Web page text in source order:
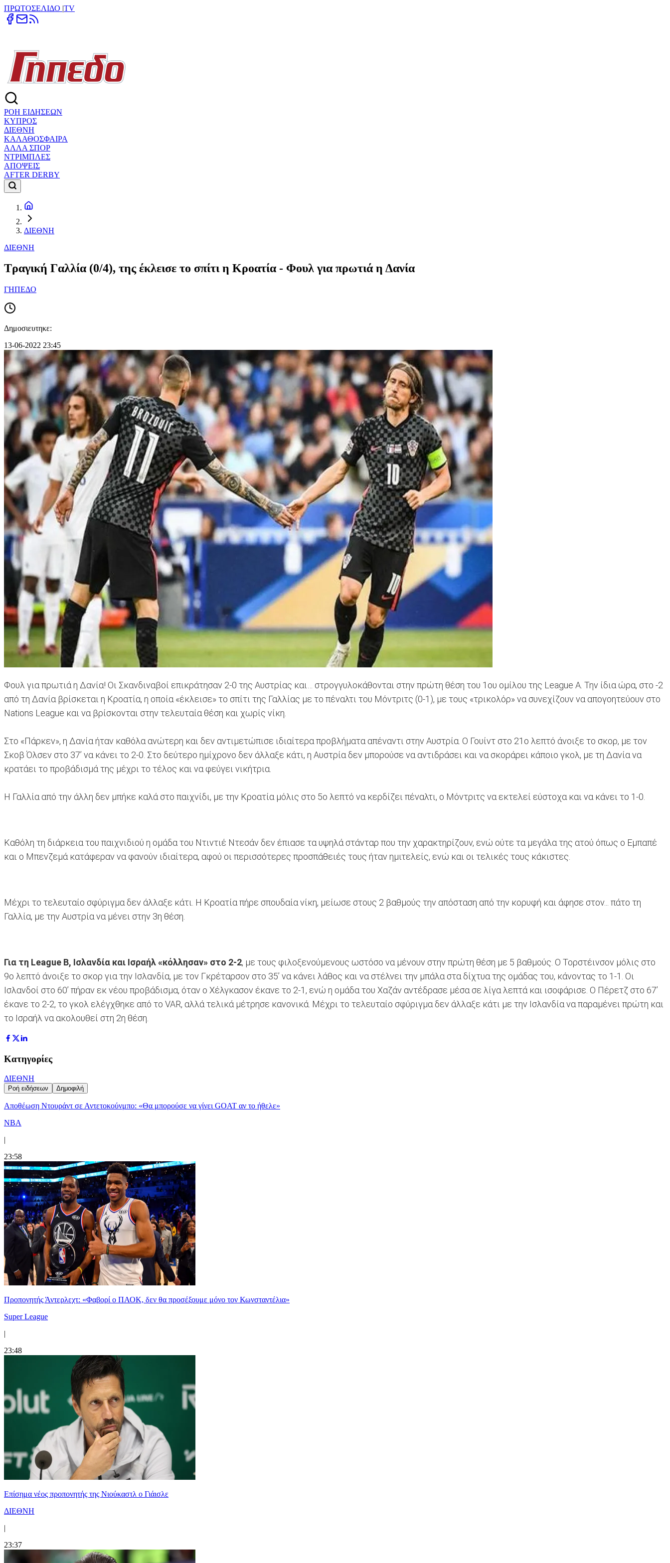
ΠΡΩΤΟΣΕΛΙΔΟ |TV
ΡΟΗ ΕΙΔΗΣΕΩΝ
ΚΥΠΡΟΣ
ΔΙΕΘΝΗ
ΚΑΛΑΘΟΣΦΑΙΡΑ
ΑΛΛΑ ΣΠΟΡ
ΝΤΡΙΜΠΛΕΣ
ΑΠΟΨΕΙΣ
AFTER DERBY
ΔΙΕΘΝΗ
ΔΙΕΘΝΗ
Τραγική Γαλλία (0/4), της έκλεισε το σπίτι η Κροατία - Φουλ για πρωτιά η Δανία
ΓΗΠΕΔΟ
Δημοσιευτηκε:
13-06-2022 23:45
Φουλ για πρωτιά η Δανία! Οι Σκανδιναβοί επικράτησαν 2-0 της Αυστρίας και… στρογγυλοκάθονται στην πρώτη θέση του 1ου ομίλου της League A. Την ίδια ώρα, στο -2
από τη Δανία βρίσκεται η Κροατία, η οποία «έκλεισε» το σπίτι της Γαλλίας με το πέναλτι του Μόντριτς (0-1), με τους «τρικολόρ» να συνεχίζουν να απογοητεύουν στο
Nations League και να βρίσκονται στην τελευταία θέση και χωρίς νίκη.
Στο «Πάρκεν», η Δανία ήταν καθόλα ανώτερη και δεν αντιμετώπισε ιδιαίτερα προβλήματα απέναντι στην Αυστρία. Ο Γουίντ στο 21ο λεπτό άνοιξε το σκορ, με τον
Σκοβ Όλσεν στο 37’ να κάνει το 2-0. Στο δεύτερο ημίχρονο δεν άλλαξε κάτι, η Αυστρία δεν μπορούσε να αντιδράσει και να σκοράρει κάποιο γκολ, με τη Δανία να
κρατάει το προβάδισμά της μέχρι το τέλος και να φεύγει νικήτρια.
Η Γαλλία από την άλλη δεν μπήκε καλά στο παιχνίδι, με την Κροατία μόλις στο 5ο λεπτό να κερδίζει πέναλτι, ο Μόντριτς να εκτελεί εύστοχα και να κάνει το 1-0.
Καθόλη τη διάρκεια του παιχνιδιού η ομάδα του Ντιντιέ Ντεσάν δεν έπιασε τα υψηλά στάνταρ που την χαρακτηρίζουν, ενώ ούτε τα μεγάλα της ατού όπως ο Εμπαπέ
και ο Μπενζεμά κατάφεραν να φανούν ιδιαίτερα, αφού οι περισσότερες προσπάθειές τους ήταν ημιτελείς, ενώ και οι τελικές τους κάκιστες.
Μέχρι το τελευταίο σφύριγμα δεν άλλαξε κάτι. Η Κροατία πήρε σπουδαία νίκη, μείωσε στους 2 βαθμούς την απόσταση από την κορυφή και άφησε στον... πάτο τη
Γαλλία, με την Αυστρία να μένει στην 3η θέση.
Για τη League B, Ισλανδία και Ισραήλ «κόλλησαν» στο 2-2, με τους φιλοξενούμενους ωστόσο να μένουν στην πρώτη θέση με 5 βαθμούς. Ο Τορστέινσον μόλις στο
9ο λεπτό άνοιξε το σκορ για την Ισλανδία, με τον Γκρέταρσον στο 35’ να κάνει λάθος και να στέλνει την μπάλα στα δίχτυα της ομάδας του, κάνοντας το 1-1. Οι
Ισλανδοί στο 60’ πήραν εκ νέου προβάδισμα, όταν ο Χέλγκασον έκανε το 2-1, ενώ η ομάδα του Χαζάν αντέδρασε μέσα σε λίγα λεπτά και ισοφάρισε. Ο Πέρετζ στο 67’
έκανε το 2-2, το γκολ ελέγχθηκε από το VAR, αλλά τελικά μέτρησε κανονικά. Μέχρι το τελευταίο σφύριγμα δεν άλλαξε κάτι με την Ισλανδία να παραμένει πρώτη και
το Ισραήλ να ακολουθεί στη 2η θέση.
Κατηγορίες
ΔΙΕΘΝΗ
Ροή ειδήσεων Δημοφιλή
Αποθέωση Ντουράντ σε Αντετοκούνμπο: «Θα μπορούσε να γίνει GOAT αν το ήθελε»
NBA
|
23:58
Προπονητής Άντερλεχτ: «Φαβορί ο ΠΑΟΚ, δεν θα προσέξουμε μόνο τον Κωνσταντέλια»
Super League
|
23:48
Επίσημα νέος προπονητής της Νιούκαστλ ο Γιάισλε
ΔΙΕΘΝΗ
|
23:37